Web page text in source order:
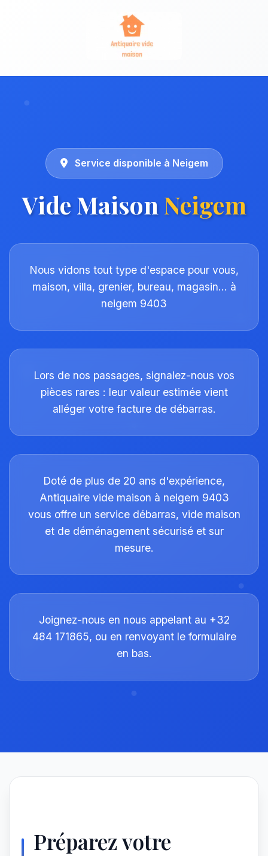
Service disponible à Neigem
Vide MaisonNeigem
Nous vidons tout type d'espace pour vous,
maison, villa, grenier, bureau, magasin… à
neigem 9403
Lors de nos passages, signalez-nous vos
pièces rares : leur valeur estimée vient
alléger votre facture de débarras.
Doté de plus de 20 ans d'expérience,
Antiquaire vide maison à neigem 9403
vous offre un service débarras, vide maison
et de déménagement sécurisé et sur
mesure.
Joignez-nous en nous appelant au +32
484 171865, ou en renvoyant le formulaire
en bas.
Préparez votre